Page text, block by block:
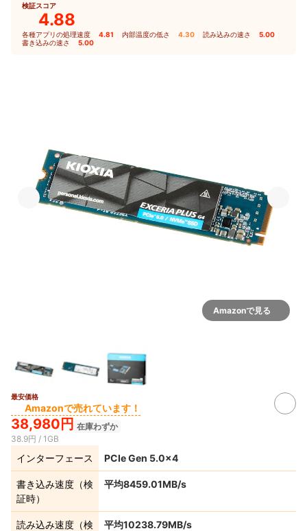
検証スコア
4.88
各種アプリの処理速度 4.81 内部温度の低さ 4.30 読み込みの速さ 5.00
書き込みの速さ 5.00
Amazonで見る
最安価格
Amazonで売れています！
38,980円 在庫わずか
38.9円 / 1GB
インターフェース PCIe Gen 5.0×4
書き込み速度（検
証時）
平均8459.01MB/s
読み込み速度（検
平均10238.79MB/s